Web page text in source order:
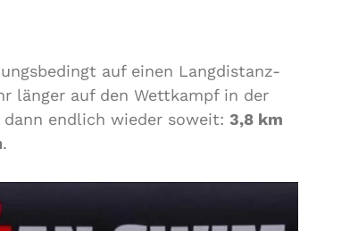
auf einen Langdistanz-
länger auf den Wettkampf in der
endlich wieder soweit: 3,8 km
.